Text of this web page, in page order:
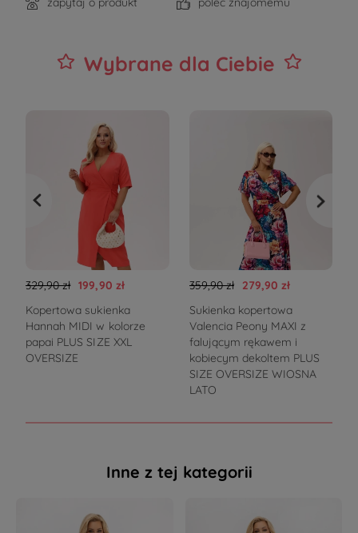
Wybrane dla Ciebie
329,90 zł 199,90 zł
Kopertowa sukienka
Hannah MIDI w kolorze
papai PLUS SIZE XXL
OVERSIZE
359,90 zł
279,90 zł
Sukienka kopertowa
Valencia Peony MAXI z
falującym rękawem i
kobiecym dekoltem PLUS
SIZE OVERSIZE WIOSNA
LATO
Inne z tej kategorii